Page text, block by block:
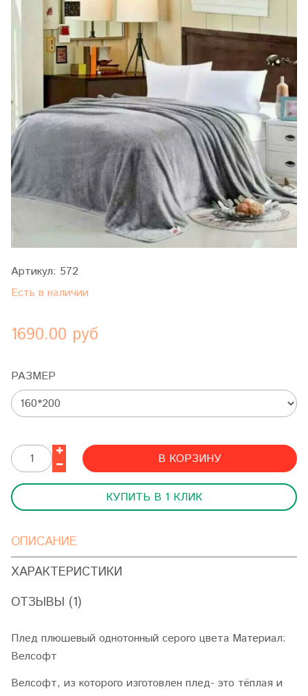
Артикул: 572
Есть в наличии
1690.00 руб
РАЗМЕР
В КОРЗИНУ
КУПИТЬ В 1 КЛИК
ОПИСАНИЕ
ХАРАКТЕРИСТИКИ
ОТЗЫВЫ (1)
Плед плюшевый однотонный серого цвета Материал:
Велсофт
Велсофт, из которого изготовлен плед- это тёплая и